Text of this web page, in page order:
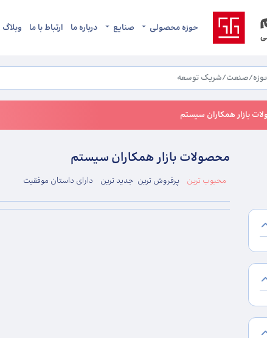
حوزه محصولی صنایع درباره ما ارتباط با ما وبلاگ
بازار همکاران سیستم
محصولات بازار همکاران سیستم
محبوب ترین پرفروش ترین جدید ترین دارای داستان موفقیت